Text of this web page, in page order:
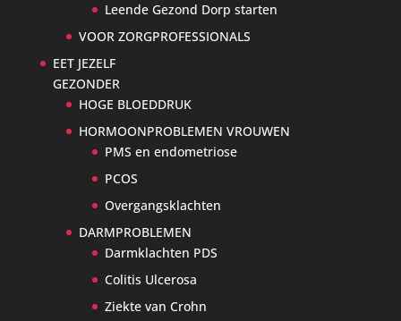
Leende Gezond Dorp starten
VOOR ZORGPROFESSIONALS
EET JEZELF
GEZONDER
HOGE BLOEDDRUK
HORMOONPROBLEMEN VROUWEN
PMS en endometriose
PCOS
Overgangsklachten
DARMPROBLEMEN
Darmklachten PDS
Colitis Ulcerosa
Ziekte van Crohn